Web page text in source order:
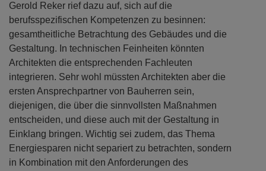
Gerold Reker rief dazu auf, sich auf die
berufsspezifischen Kompetenzen zu besinnen:
gesamtheitliche Betrachtung des Gebäudes und die
Gestaltung. In technischen Feinheiten könnten
Architekten die entsprechenden Fachleuten
integrieren. Sehr wohl müssten Architekten aber die
ersten Ansprechpartner von Bauherren sein,
diejenigen, die über die sinnvollsten Maßnahmen
entscheiden, und diese auch mit der Gestaltung in
Einklang bringen. Wichtig sei zudem, das Thema
Energiesparen nicht separiert zu betrachten, sondern
in Kombination mit den Anforderungen des